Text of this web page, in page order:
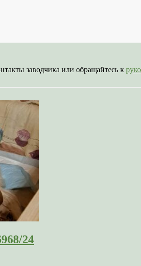
заводчика или обращайтесь к
24